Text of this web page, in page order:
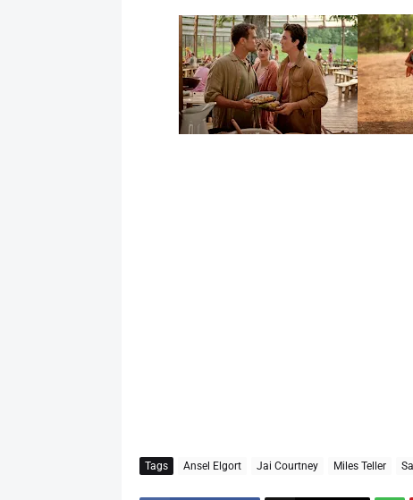
Tags Ansel Elgort Jai Courtney Miles Teller